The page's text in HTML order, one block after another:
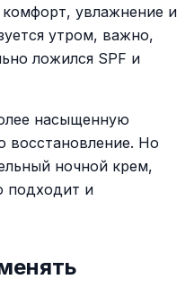
увлажнение и
утром, важно,
ложился SPF и
насыщенную
восстановление. Но
ночной крем,
подходит и